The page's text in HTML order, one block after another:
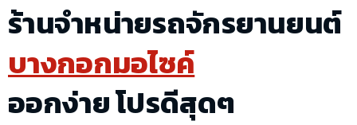
ร้านจำหน่ายรถจักรยานยนต์
บางกอกมอไซค์
ออกง่าย โปรดีสุดๆ